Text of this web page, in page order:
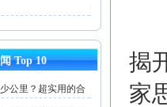
Top 10
公里？超实用的合
揭
家